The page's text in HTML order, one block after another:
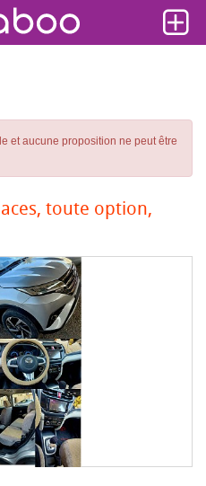
et aucune proposition ne peut être
toute option,